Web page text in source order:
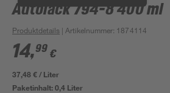
Autolack 794-8 400 ml
Produktdetails | Artikelnummer: 1874114
14,99 €
37,48 € / Liter
Paketinhalt:0,4 Liter